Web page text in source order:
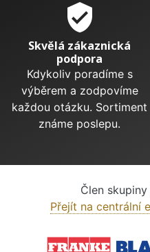
verified_user
Skvělá zákaznická
podpora
Kdykoliv poradíme s
výběrem a zodpovíme
každou otázku. Sortiment
známe poslepu.
Člen skupiny
Přejít na centrální